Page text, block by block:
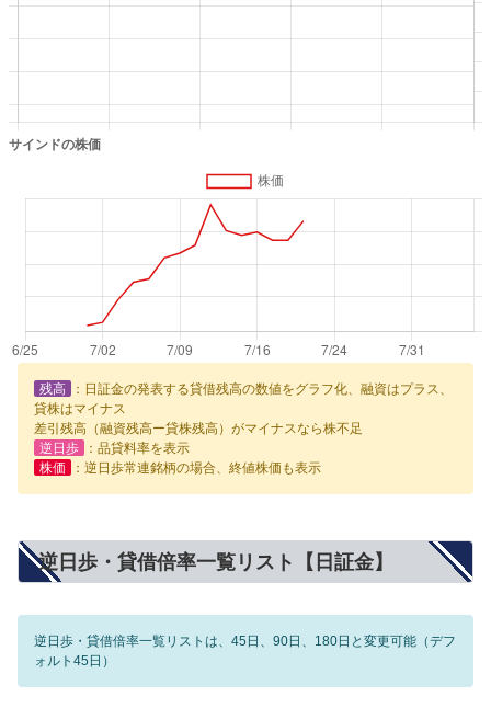
残高
：日証金の発表する貸借残高の数値をグラフ化、融資はプラス、
貸株はマイナス
差引残高（融資残高ー貸株残高）がマイナスなら株不足
逆日歩
：品貸料率を表示
株価
：逆日歩常連銘柄の場合、終値株価も表示
逆日歩・貸借倍率一覧リスト【日証金】
逆日歩・貸借倍率一覧リストは、45日、90日、180日と変更可能（デフ
ォルト45日）